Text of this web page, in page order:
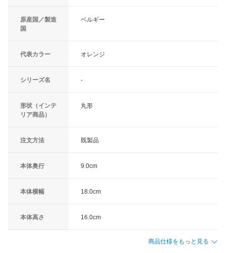
原産国／製造
国
ベルギー
代表カラー オレンジ
シリーズ名 -
形状（インテ
リア商品）
丸形
注文方法 既製品
本体奥行 9.0cm
本体横幅 18.0cm
本体高さ 16.0cm
商品仕様をもっと見る